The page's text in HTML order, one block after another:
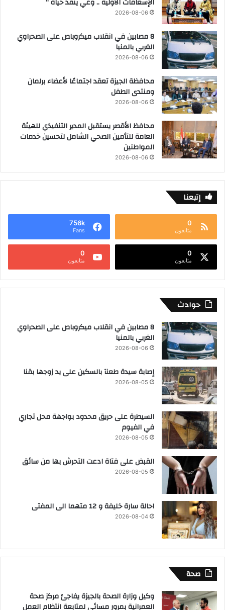
2026-08-06
8 مصابين في انقلاب ميكروباص على الصحراوي
الغربي بالمنيا
2026-08-06
محافظة الجيزة تعقد اجتماعًا لأعضاء برلمان
ومنتدى الطفل
2026-08-06
محافظ الأقصر يستقبل المدير التنفيذي للهيئة
العامة للتأمين الصحي الشامل لتحسين خدمات
المواطنين
2026-08-06
إتبعنا
0
متابعون
756k
Fans
0
متابعون
0
متابعون
حوادث
8 مصابين في انقلاب ميكروباص على الصحراوي
الغربي بالمنيا
2026-08-06
إصابة سيدة طعنآ بالسكين على يد زوجها بقنا
2026-08-05
السيطرة على حريق محدود بواجهة محل تجاري
في الفيوم
2026-08-05
القبض على فتاة ادعت التحرش بها من سائق
2026-08-05
احالة سارة خليفة و 12 متهما الى المفتى
2026-08-04
صحة
وكيل وزارة الصحة بالجيزة يفاجئ مركز صحة
العمرانية بمرور مسائي لمتابعة انتظام العمل